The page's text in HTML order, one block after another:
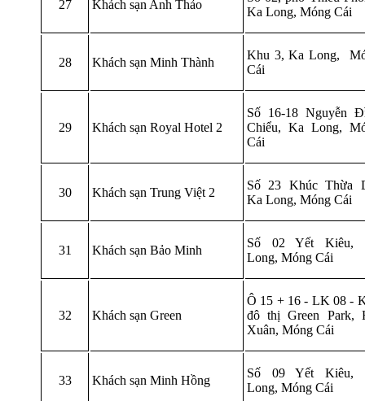
27 Khách sạn Anh Thảo
Ka Long, Móng Cái
28 Khách sạn Minh Thành
Khu 3, Ka Long,
Cái
29 Khách sạn Royal Hotel 2
Số 16-18 Nguyễn
Chiểu, Ka Long,
Cái
30 Khách sạn Trung Việt 2
Số 23 Khúc Thừa
Ka Long, Móng Cái
31 Khách sạn Bảo Minh
Số 02 Yết Kiêu,
Long, Móng Cái
32 Khách sạn Green
Ô 15 + 16 - LK 08 -
đô thị Green Park,
Xuân, Móng Cái
33 Khách sạn Minh Hồng
Số 09 Yết Kiêu,
Long, Móng Cái